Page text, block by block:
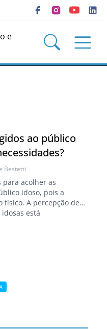
ao público
Bestetti
para acolher as
idoso, pois a
físico. A percepção de
está